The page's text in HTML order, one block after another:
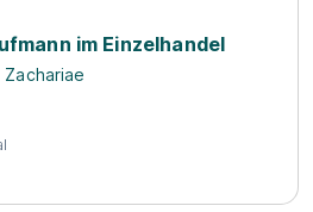
im Einzelhandel
Zachariae